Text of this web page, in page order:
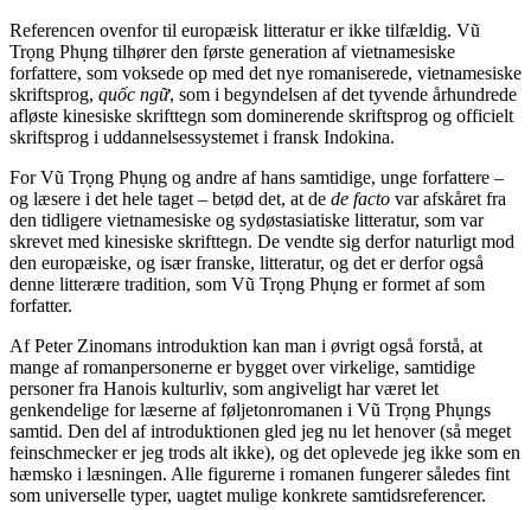
Referencen ovenfor til europæisk litteratur er ikke tilfældig. Vũ
Trọng Phụng tilhører den første generation af vietnamesiske
forfattere, som voksede op med det nye romaniserede, vietnamesiske
skriftsprog, quốc ngữ, som i begyndelsen af det tyvende århundrede
afløste kinesiske skrifttegn som dominerende skriftsprog og officielt
skriftsprog i uddannelsessystemet i fransk Indokina.
For Vũ Trọng Phụng og andre af hans samtidige, unge forfattere –
og læsere i det hele taget – betød det, at de de facto var afskåret fra
den tidligere vietnamesiske og sydøstasiatiske litteratur, som var
skrevet med kinesiske skrifttegn. De vendte sig derfor naturligt mod
den europæiske, og især franske, litteratur, og det er derfor også
denne litterære tradition, som Vũ Trọng Phụng er formet af som
forfatter.
Af Peter Zinomans introduktion kan man i øvrigt også forstå, at
mange af romanpersonerne er bygget over virkelige, samtidige
personer fra Hanois kulturliv, som angiveligt har været let
genkendelige for læserne af føljetonromanen i Vũ Trọng Phụngs
samtid. Den del af introduktionen gled jeg nu let henover (så meget
feinschmecker er jeg trods alt ikke), og det oplevede jeg ikke som en
hæmsko i læsningen. Alle figurerne i romanen fungerer således fint
som universelle typer, uagtet mulige konkrete samtidsreferencer.